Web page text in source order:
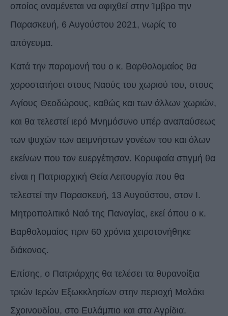
οποίος αναμένεται να αφιχθεί στην Ίμβρο την
Παρασκευή, 6 Αυγούστου 2021, νωρίς το
απόγευμα.
Κατά την παραμονή του ο κ. Βαρθολομαίος θα
χοροστατήσει στους Ναούς του χωριού του, στους
Αγίους Θεοδώρους, καθώς και των άλλων χωριών,
και θα τελεστεί ιερό Μνημόσυνο υπέρ αναπαύσεως
των ψυχών των αειμνήστων γονέων του και όλων
εκείνων που τον ευεργέτησαν. Κορυφαία στιγμή θα
είναι η Πατριαρχική Θεία Λειτουργία που θα
τελεστεί την Παρασκευή, 13 Αυγούστου, στον Ι.
Μητροπολιτικό Ναό της Παναγίας, εκεί όπου ο κ.
Βαρθολομαίος πριν 60 χρόνια χειροτονήθηκε
διάκονος.
Επίσης, ο Πατριάρχης θα τελέσει τα θυρανοίξια
τριών Ιερών Εξωκκλησίων στην περιοχή Μαλάκι
Σχοινουδίου, στο Ευλάμπιο και στα Αγρίδια.